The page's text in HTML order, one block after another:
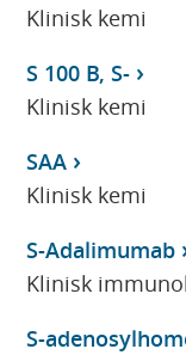
Klinisk kemi
S 100 B, S-
Klinisk kemi
SAA
Klinisk kemi
S-Adalimumab
Klinisk
S-